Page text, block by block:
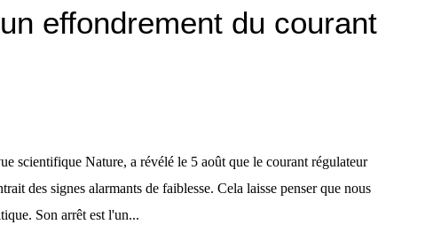
effondrement du courant
scientifique Nature, a révélé le 5 août que le courant régulateur
des signes alarmants de faiblesse. Cela laisse penser que nous
Son arrêt est l'un...